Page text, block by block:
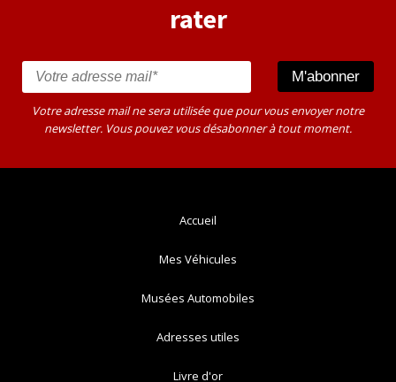
rater
Votre adresse mail ne sera utilisée que pour vous envoyer notre
newsletter. Vous pouvez vous désabonner à tout moment.
Accueil
Mes Véhicules
Musées Automobiles
Adresses utiles
Livre d'or